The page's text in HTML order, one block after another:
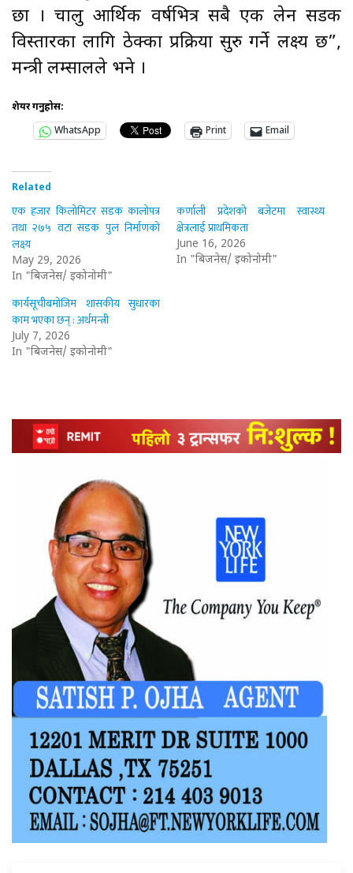
छौँ । चालु आर्थिक वर्षभित्र सबै एक लेन सडक
विस्तारका लागि ठेक्का प्रक्रिया सुरु गर्ने लक्ष्य छ”,
मन्त्री लम्सालले भने ।
शेयर गर्नुहोस:
WhatsApp
Print Email
Related
एक हजार किलोमिटर सडक कालोपत्र
तथा २७५ वटा सडक पुल निर्माणको
लक्ष्य
May 29, 2026
In "बिजनेस/ इकोनोमी"
कर्णाली प्रदेशको बजेटमा स्वास्थ्य
क्षेत्रलाई प्राथमिकता
June 16, 2026
In "बिजनेस/ इकोनोमी"
कार्यसूचीबमोजिम शासकीय सुधारका
काम भएका छन् : अर्थमन्त्री
July 7, 2026
In "बिजनेस/ इकोनोमी"